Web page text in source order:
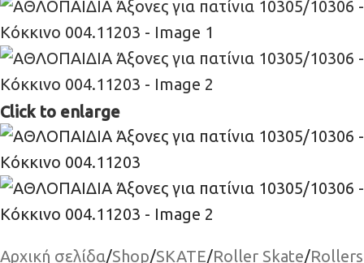
Click to enlarge
Αρχική σελίδα/Shop/SKATE/Roller Skate/Rollers